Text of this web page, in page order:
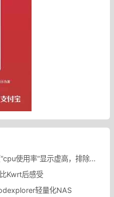
安装luci-app-minidlna后状态页“cpu使用率“显示虚高，排除过程记录。
Kwrt后感受
轻量化NAS